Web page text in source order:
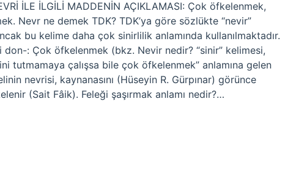
İLE İLGİLİ MADDENİN AÇIKLAMASI: Çok öfkelenmek,
Nevr ne demek TDK? TDK’ya göre sözlükte “nevir”
bu kelime daha çok sinirlilik anlamında kullanılmaktadır.
: Çok öfkelenmek (bkz. Nevir nedir? “sinir” kelimesi,
tutmamaya çalışsa bile çok öfkelenmek” anlamına gelen
nevrisi, kaynanasını (Hüseyin R. Gürpınar) görünce
(Sait Fâik). Feleği şaşırmak anlamı nedir?…